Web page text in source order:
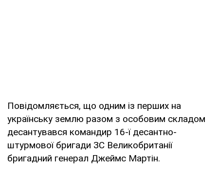
Повідомляється, що одним із перших на
українську землю разом з особовим складом
десантувався командир 16-ї десантно-
штурмової бригади ЗС Великобританії
бригадний генерал Джеймс Мартін.